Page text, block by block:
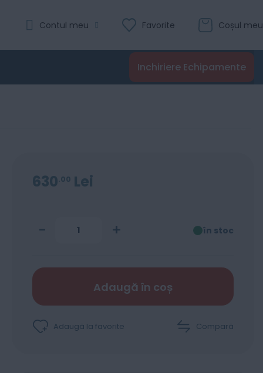
Coșul meu
Favorite
Contul meu
Inchiriere Echipamente
630 00 Lei
- + în stoc
Adaugă în coș
Adaugă la favorite Compară
Evaluare:
0
% of 100
Recenzii
Adaugă în coș